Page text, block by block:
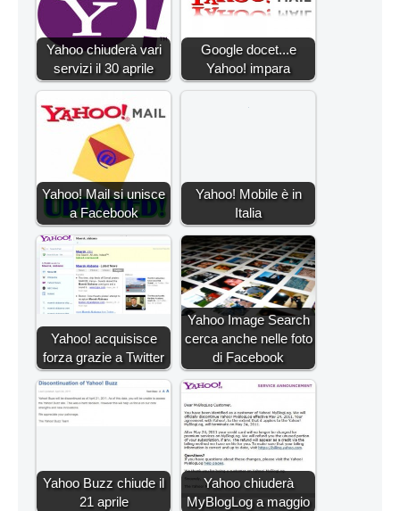
Yahoo chiuderà vari
servizi il 30 aprile
Google docet...e
Yahoo! impara
Yahoo! Mail si unisce
a Facebook
Yahoo! Mobile è in
Italia
Yahoo! acquisisce
forza grazie a Twitter
Yahoo Image Search
cerca anche nelle foto
di Facebook
Yahoo Buzz chiude il
21 aprile
Yahoo chiuderà
MyBlogLog a maggio